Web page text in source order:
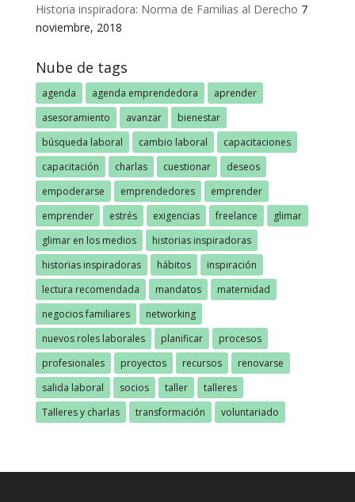
Historia inspiradora: Norma de Familias al Derecho 7
noviembre, 2018
Nube de tags
agenda agenda emprendedora
aprender
asesoramiento
avanzar
bienestar
búsqueda laboral
cambio laboral
capacitaciones
capacitación
charlas cuestionar
deseos
empoderarse
emprendedores
emprender
emprender
estrés exigencias freelance
glimar
glimar en los medios
historias inspiradoras
historias inspiradoras
hábitos
inspiración
lectura recomendada
mandatos
maternidad
negocios familiares
networking
nuevos roles laborales
planificar
procesos
profesionales
proyectos recursos
renovarse
salida laboral
socios taller
talleres
Talleres y charlas
transformación voluntariado